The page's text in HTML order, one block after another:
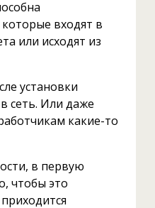
входят в
или исходят из
установки
сеть. Или даже
какие-то
в первую
чтобы это